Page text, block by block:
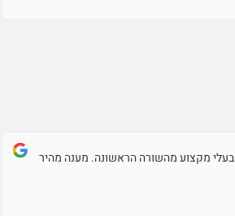
בעלי מקצוע מהשורה הראשונה. מענה מהיר